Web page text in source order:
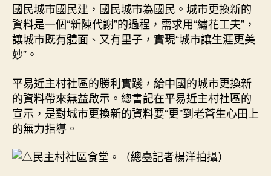
國民城市國民建，國民城市為國民。城市更換新的
資料是一個“新陳代謝”的過程，需求用“繡花工夫”，
讓城市既有體面、又有里子，實現“城市讓生涯更美
妙”。
平易近主村社區的勝利實踐，給中國的城市更換新
的資料帶來無益啟示。總書記在平易近主村社區的
宣示，是對城市更換新的資料要“更”到老蒼生心田上
的無力指導。